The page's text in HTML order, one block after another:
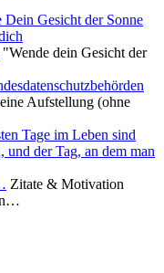
"Wende dein Gesicht der
Aufstellung (ohne
Zitate & Motivation